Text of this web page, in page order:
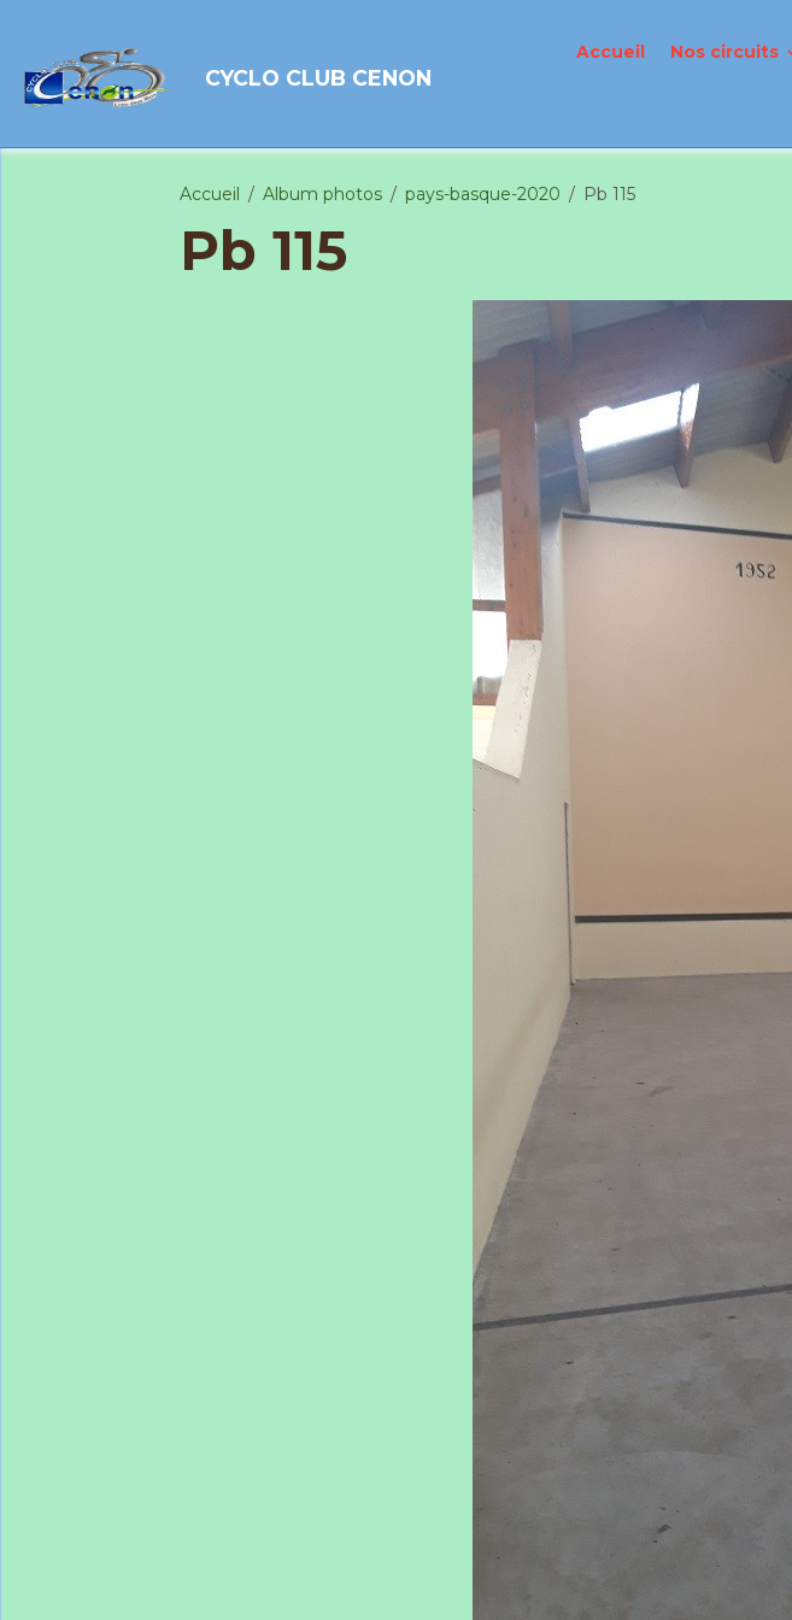
CYCLO CLUB CENON
Accueil Nos circuits
Accueil Album photos pays-basque-2020 Pb 115
Pb 115